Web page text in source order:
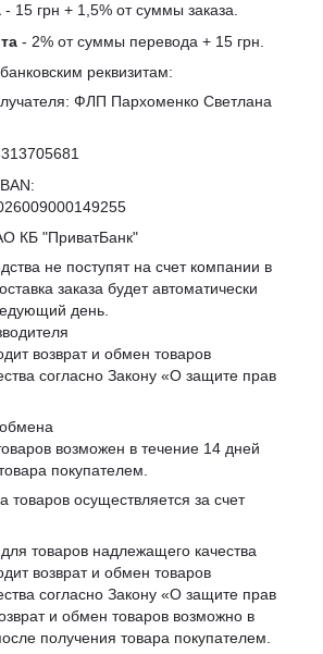
- 15 грн + 1,5% от суммы заказа.
- 2% от суммы перевода + 15 грн.
реквизитам:
ФЛП Пархоменко Светлана
КБ "ПриватБанк"
не поступят на счет компании в
заказа будет автоматически
день.
возврат и обмен товаров
согласно Закону «О защите прав
возможен в течение 14 дней
покупателем.
товаров осуществляется за счет
товаров надлежащего качества
возврат и обмен товаров
согласно Закону «О защите прав
и обмен товаров возможно в
получения товара покупателем.